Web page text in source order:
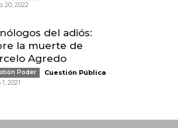
20, 2022
del adiós:
la muerte de
Agredo
Poder Cuestión Pública -
2021